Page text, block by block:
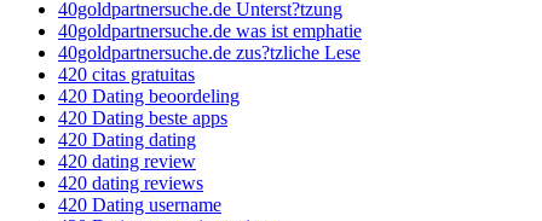
40goldpartnersuche.de Unterst?tzung
40goldpartnersuche.de was ist emphatie
40goldpartnersuche.de zus?tzliche Lese
420 citas gratuitas
420 Dating beoordeling
420 Dating beste apps
420 Dating dating
420 dating review
420 dating reviews
420 Dating username